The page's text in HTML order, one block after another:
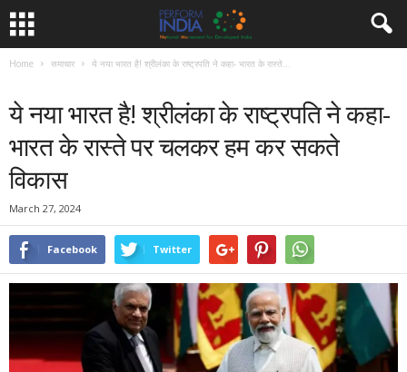
Home समाचार ये नया भारत है! श्रीलंका के राष्ट्रपति ने कहा- भारत के रास्ते...
ये नया भारत है! श्रीलंका के राष्ट्रपति ने कहा-
भारत के रास्ते पर चलकर हम कर सकते
विकास
March 27, 2024
Facebook Twitter